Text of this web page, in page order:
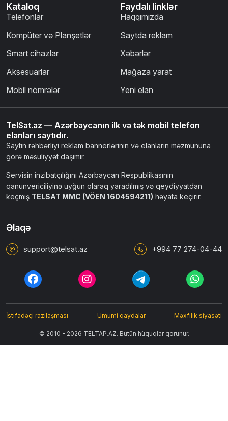
Kataloq
Telefonlar
Kompüter və Planşetlər
Smart cihazlar
Aksesuarlar
Mobil nömrələr
Faydalı linklər
Haqqımızda
Saytda reklam
Xəbərlər
Mağaza yarat
Yeni elan
TelSat.az — Azərbaycanın ilk və tək mobil telefon
elanları saytıdır.
Saytın rəhbərliyi reklam bannerlərinin və elanların məzmununa
görə məsuliyyət daşımır.
Servisin inzibatçılığını Azərbaycan Respublikasının
qanunvericiliyinə uyğun olaraq yaradılmış və qeydiyyatdan
keçmiş TELSAT MMC (VÖEN 1604594211) həyata keçirir.
Əlaqə
support@telsat.az +994 77 274-04-44
© 2010 - 2026 TELTAP.AZ. Bütün hüquqlar qorunur.
İstifadəçi razılaşması Ümumi qaydalar Məxfilik siyasəti